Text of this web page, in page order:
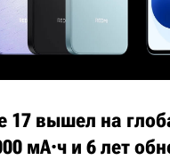
17 вышел на
мА·ч и 6 лет